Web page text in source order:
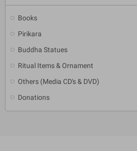
Books
Pirikara
Buddha Statues
Ritual Items & Ornament
Others (Media CD's & DVD)
Donations